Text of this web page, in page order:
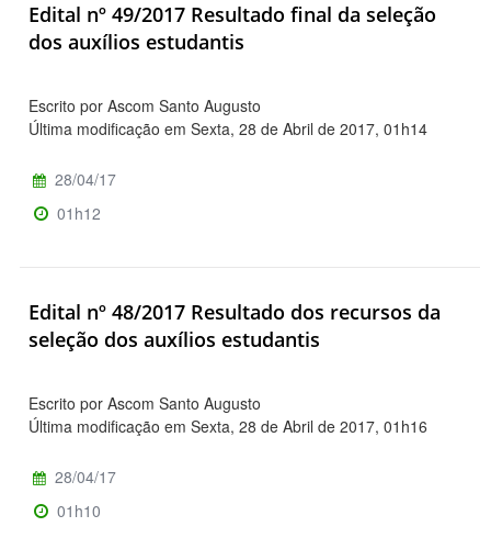
Edital nº 49/2017 Resultado final da seleção
dos auxílios estudantis
Escrito por Ascom Santo Augusto
Última modificação em Sexta, 28 de Abril de 2017, 01h14
28/04/17
01h12
Edital nº 48/2017 Resultado dos recursos da
seleção dos auxílios estudantis
Escrito por Ascom Santo Augusto
Última modificação em Sexta, 28 de Abril de 2017, 01h16
28/04/17
01h10